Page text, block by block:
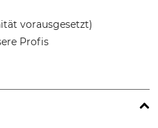
vorausgesetzt)
Profis